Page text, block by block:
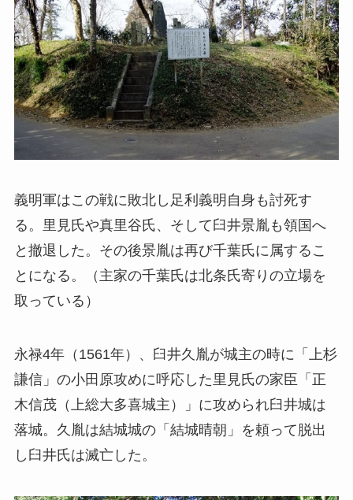
義明軍はこの戦に敗北し足利義明自身も討死す
る。里見氏や真里谷氏、そして臼井景胤も領国へ
と撤退した。その後景胤は再び千葉氏に属するこ
とになる。（主家の千葉氏は北条氏寄りの立場を
取っている）
永禄4年（1561年）、臼井久胤が城主の時に「上杉
謙信」の小田原攻めに呼応した里見氏の家臣「正
木信茂（上総大多喜城主）」に攻められ臼井城は
落城。久胤は結城城の「結城晴朝」を頼って脱出
し臼井氏は滅亡した。